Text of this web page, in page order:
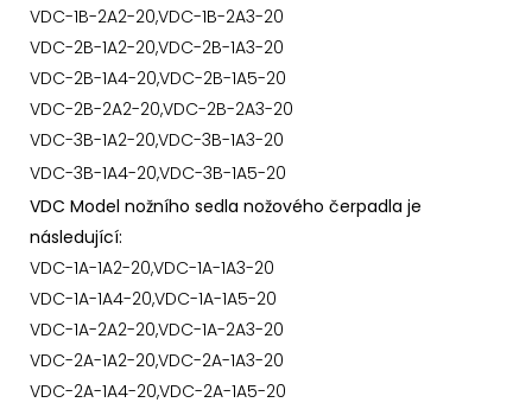
VDC-1B-2A2-20,VDC-1B-2A3-20
VDC-2B-1A2-20,VDC-2B-1A3-20
VDC-2B-1A4-20,VDC-2B-1A5-20
VDC-2B-2A2-20,VDC-2B-2A3-20
VDC-3B-1A2-20,VDC-3B-1A3-20
VDC-3B-1A4-20,VDC-3B-1A5-20
VDC Model nožního sedla nožového čerpadla je
následující:
VDC-1A-1A2-20,VDC-1A-1A3-20
VDC-1A-1A4-20,VDC-1A-1A5-20
VDC-1A-2A2-20,VDC-1A-2A3-20
VDC-2A-1A2-20,VDC-2A-1A3-20
VDC-2A-1A4-20,VDC-2A-1A5-20